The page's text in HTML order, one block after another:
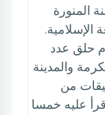
المنورة
الإسلامية.
حلق عدد
والمدينة
من
عليه خمسا